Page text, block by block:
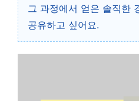
그 과정에서 얻은 솔직한
공유하고 싶어요.